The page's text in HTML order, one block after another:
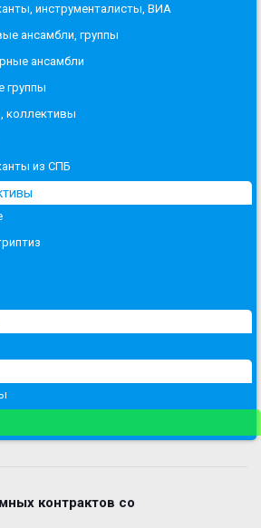
инструменталисты, ВИА
ансамбли, группы
ансамбли
группы
коллективы
из СПБ
контрактов со